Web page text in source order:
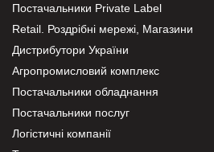
Постачальники Private Label
Retail. Роздрібні мережі, Магазини
Дистрибутори України
Агропромисловий комплекс
Постачальники обладнання
Постачальники послуг
Логістичні компанії